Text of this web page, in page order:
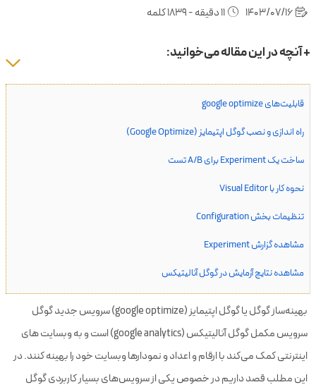
+ آنچه در این مقاله می‌خوانید:
قابلیت‌های google optimize
راه اندازی و نصب گوگل اپتیمایز (Google Optimize)
ساخت یک Experiment برای A/B تست
نحوه کار با Visual Editor
تنظیمات بخش Configuration
مشاهده گزارش Experiment
مشاهده نتایج آزمایش در گوگل آنالیتیکس
بهینه‌ساز گوگل یا گوگل اپتیمایز (google optimize) سرویس جدید گوگل
سرویس مکمل گوگل آنالیتیکس (google analytics) است و به وبسایت های
اینترنتی کمک می‌کند با ارقام و اعداد و نمودارها وبسایت خود را بهینه کنند. در
این مطلب قصد داریم در خصوص یکی از سرویس‌های بسیار کاربردی گوگل